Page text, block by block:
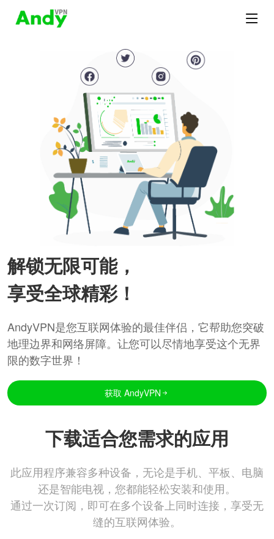
解锁无限可能，
享受全球精彩！
AndyVPN是您互联网体验的最佳伴侣，它帮助您突破
地理边界和网络屏障。让您可以尽情地享受这个无界
限的数字世界！
获取 AndyVPN
下载适合您需求的应用
此应用程序兼容多种设备，无论是手机、平板、电脑
还是智能电视，您都能轻松安装和使用。
通过一次订阅，即可在多个设备上同时连接，享受无
缝的互联网体验。